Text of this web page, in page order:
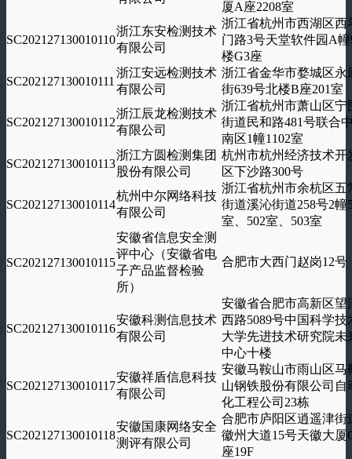
厦A座2208室
SC202127130010110
浙江东安检测技术
有限公司
浙江省杭州市西湖区西
门路3号天堂软件园A幢
楼G3座
SC202127130010111
浙江安远检测技术
有限公司
浙江省金华市婺城区永
街639号北楼B座201室
SC202127130010112
浙江辰龙检测技术
有限公司
浙江省杭州市萧山区宁
街道民和路481号联合
南区1幢1102室
SC202127130010113
浙江方圆检测集团
股份有限公司
杭州市杭州经济技术开
区下沙路300号
SC202127130010114
杭州中尔网络科技
有限公司
浙江省杭州市余杭区五
街道溪沁街道258号2幢
室、502室、503室
SC202127130010115
安徽省信息安全测
评中心（安徽省电
子产品监督检验
所）
合肥市大西门赵岗12号
SC202127130010116
安徽科测信息技术
有限公司
安徽省合肥市高新区望
西路5089号中国科学技
大学先进技术研究院未
中心十楼
SC202127130010117
安徽祥盾信息科技
有限公司
安徽马鞍山市雨山区马
山钢铁股份有限公司自
化工程公司23栋
SC202127130010118
安徽国康网络安全
测评有限公司
合肥市庐阳区逍遥津街
徽州大道15号天徽大厦
座19F